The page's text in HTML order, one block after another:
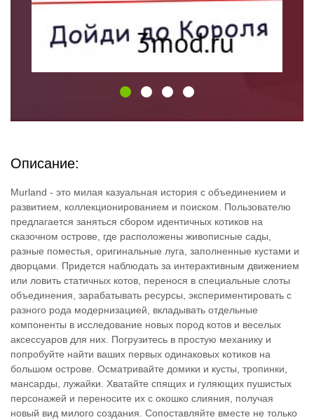
Описание:
Murland - это милая казуальная история с объединением и
развитием, коллекционированием и поиском. Пользователю
предлагается заняться сбором идентичных котиков на
сказочном острове, где расположены живописные сады,
разные поместья, оригинальные луга, заполненные кустами и
дворцами. Придется наблюдать за интерактивным движением
или ловить статичных котов, перенося в специальные слоты
объединения, зарабатывать ресурсы, экспериментировать с
разного рода модернизацией, вкладывать отдельные
компоненты в исследование новых пород котов и веселых
аксессуаров для них. Погрузитесь в простую механику и
попробуйте найти ваших первых одинаковых котиков на
большом острове. Осматривайте домики и кусты, тропинки,
мансарды, лужайки. Хватайте спящих и гуляющих пушистых
персонажей и переносите их с окошко слияния, получая
новый вид милого создания. Сопоставляйте вместе не только